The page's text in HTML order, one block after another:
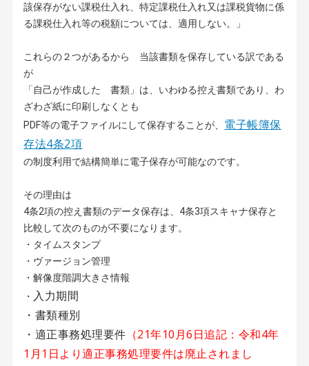
該保存がない課税仕入れ、特定課税仕入れ又は課税貨物に係
る課税仕入れ等の税額については、適用しない。」
これらの２つがあるから 当該書類を保存している訳である
が
「自己が作成した 書類」は、いわゆる控え書類であり、わ
ざわざ紙に印刷しなくとも
PDF等の電子ファイルにして保存することが、 電子帳簿保
存法4条2項
の制度利用で結構簡単に電子保存が可能なのです。
その理由は
4条2項の控え書類のデータ保存は、4条3項スキャナ保存と
比較して次のものが不要になります。
・タイムスタンプ
・ヴァージョン管理
・解像度階調大きさ情報
・ 入力期間
・書類種別
・適正事務処理要件 （21年10月6日追記：令和4年
1月1日より適正事務処理要件は廃止されまし